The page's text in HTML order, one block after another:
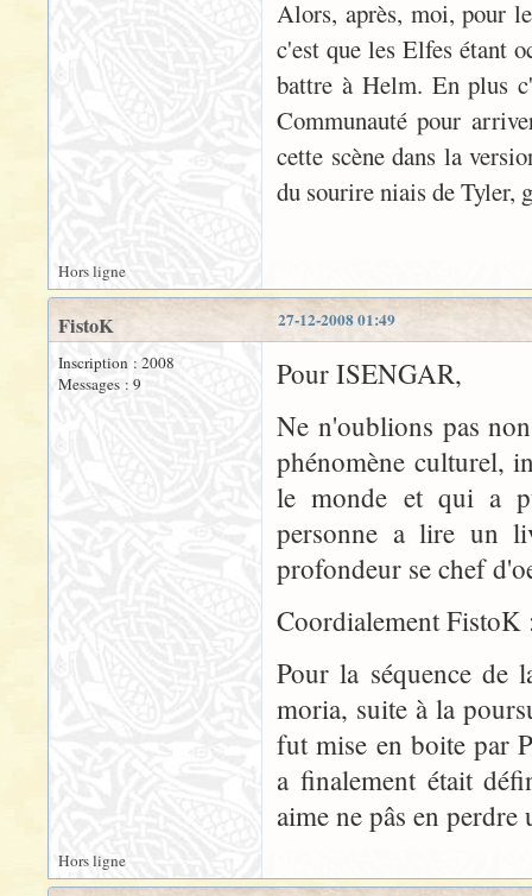
Alors, après, moi, pour
c'est que les Elfes étant
battre à Helm. En plus
Communauté pour
cette scène dans la
du sourire niais de Tyler,
Hors ligne
27-12-2008 01:49
FistoK
Inscription : 2008
Messages : 9
Pour ISENGAR,
Ne n'oublions pas
phénomène culturel,
le monde et qui a
personne a lire un
profondeur se chef
Coordialement FistoK
Pour la séquence de
moria, suite à la
fut mise en boite par
a finalement était
aime ne pâs en perdre
Hors ligne